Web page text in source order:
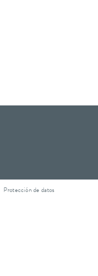
Protección de datos